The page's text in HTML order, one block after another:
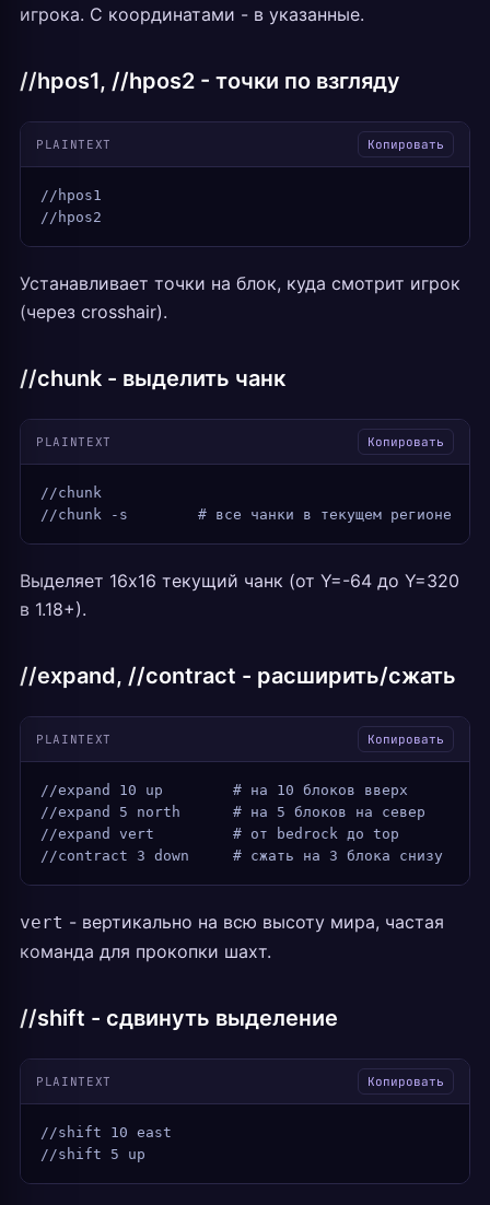
игрока. С координатами - в указанные.
//hpos1, //hpos2 - точки по взгляду
PLAINTEXT Копировать
//hpos1
//hpos2
Устанавливает точки на блок, куда смотрит игрок
(через crosshair).
//chunk - выделить чанк
PLAINTEXT Копировать
//chunk
//chunk -s        # все чанки в текущем регионе
Выделяет 16x16 текущий чанк (от Y=-64 до Y=320
в 1.18+).
//expand, //contract - расширить/сжать
PLAINTEXT Копировать
//expand 10 up        # на 10 блоков вверх
//expand 5 north      # на 5 блоков на север
//expand vert         # от bedrock до top
//contract 3 down     # сжать на 3 блока снизу
vert - вертикально на всю высоту мира, частая
команда для прокопки шахт.
//shift - сдвинуть выделение
PLAINTEXT Копировать
//shift 10 east
//shift 5 up